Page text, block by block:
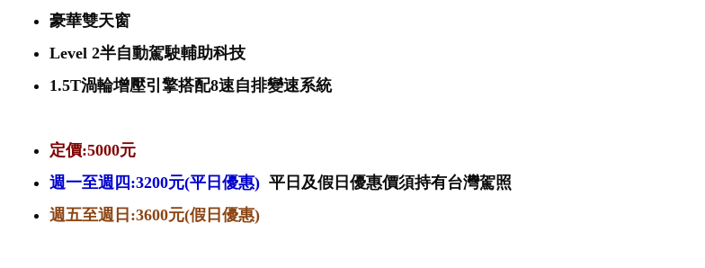
豪華雙天窗
Level 2半自動駕駛輔助科技
1.5T渦輪增壓引擎搭配8速自排變速系統
定價:5000元
週一至週四:3200元(平日優惠) 平日及假日優惠價須持有台灣駕照
週五至週日:3600元(假日優惠)